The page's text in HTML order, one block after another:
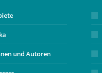
und Autoren